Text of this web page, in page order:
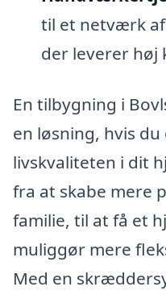
til et netværk
der leverer høj
En tilbygning i
en løsning, hvis
livskvaliteten i dit
fra at skabe mere
familie, til at få et
muliggør mere
Med en